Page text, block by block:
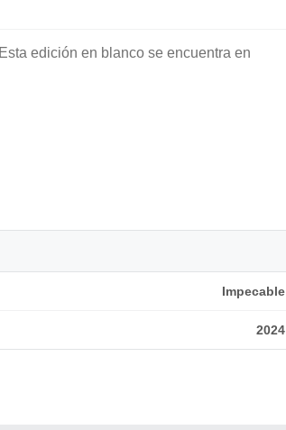
edición en blanco se encuentra en
Impecable
2024